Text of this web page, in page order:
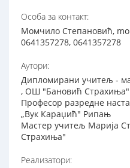
Особа за контакт:
Момчило Степановић,
0641357278, 0641357278
Аутори:
Дипломирани учитељ -
, ОШ "Бановић Страхиња"
Професор разредне
„Вук Караџић" Рипањ
Мастер учитељ Марија
Страхиња"
Реализатори: